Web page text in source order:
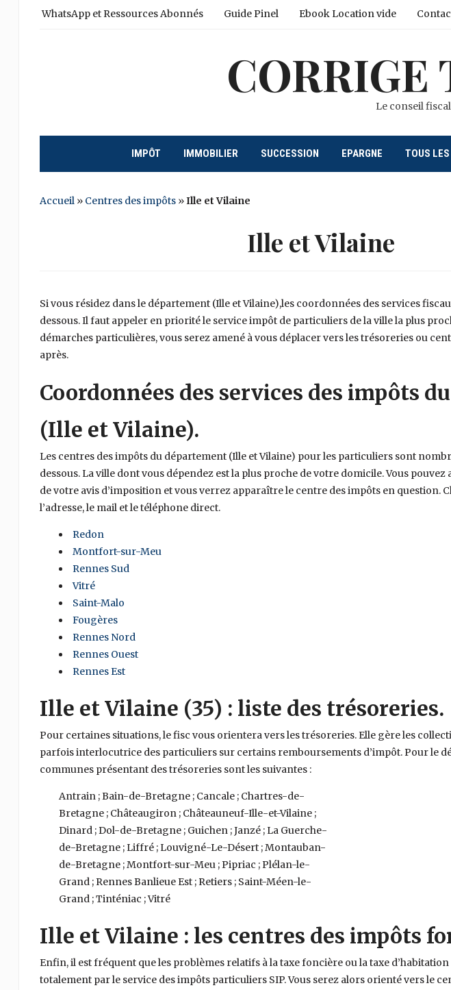
WhatsApp et Ressources Abonnés Guide Pinel Ebook Location vide
CORRIGE
Le conseil
IMPÔT IMMOBILIER SUCCESSION EPARGNE TOUS
Accueil» Centres des impôts»Ille et Vilaine
Ille et Vilaine
Si vous résidez dans le département (Ille et Vilaine),les coordonnées des services
dessous. Il faut appeler en priorité le service impôt de particuliers de la ville la plus
démarches particulières, vous serez amené à vous déplacer vers les trésoreries ou
après.
Coordonnées des services des impôts
(Ille et Vilaine).
Les centres des impôts du département (Ille et Vilaine) pour les particuliers sont
dessous. La ville dont vous dépendez est la plus proche de votre domicile. Vous
de votre avis d’imposition et vous verrez apparaître le centre des impôts en question.
l’adresse, le mail et le téléphone direct.
Redon
Montfort-sur-Meu
Rennes Sud
Vitré
Saint-Malo
Fougères
Rennes Nord
Rennes Ouest
Rennes Est
Ille et Vilaine (35) : liste des trésoreries.
Pour certaines situations, le fisc vous orientera vers les trésoreries. Elle gère les
parfois interlocutrice des particuliers sur certains remboursements d’impôt. Pour le
communes présentant des trésoreries sont les suivantes :
Antrain ; Bain-de-Bretagne ; Cancale ; Chartres-de-
Bretagne ; Châteaugiron ; Châteauneuf-Ille-et-Vilaine ;
Dinard ; Dol-de-Bretagne ; Guichen ; Janzé ; La Guerche-
de-Bretagne ; Liffré ; Louvigné-Le-Désert ; Montauban-
de-Bretagne ; Montfort-sur-Meu ; Pipriac ; Plélan-le-
Grand ; Rennes Banlieue Est ; Retiers ; Saint-Méen-le-
Grand ; Tinténiac ; Vitré
Ille et Vilaine : les centres des impôts
Enfin, il est fréquent que les problèmes relatifs à la taxe foncière ou la taxe
totalement par le service des impôts particuliers SIP. Vous serez alors orienté vers le